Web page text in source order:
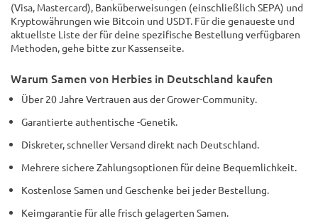
(Visa, Mastercard), Banküberweisungen (einschließlich SEPA) und
Kryptowährungen wie Bitcoin und USDT. Für die genaueste und
aktuellste Liste der für deine spezifische Bestellung verfügbaren
Methoden, gehe bitte zur Kassenseite.
Warum Samen von Herbies in Deutschland kaufen
Über 20 Jahre Vertrauen aus der Grower-Community.
Garantierte authentische -Genetik.
Diskreter, schneller Versand direkt nach Deutschland.
Mehrere sichere Zahlungsoptionen für deine Bequemlichkeit.
Kostenlose Samen und Geschenke bei jeder Bestellung.
Keimgarantie für alle frisch gelagerten Samen.